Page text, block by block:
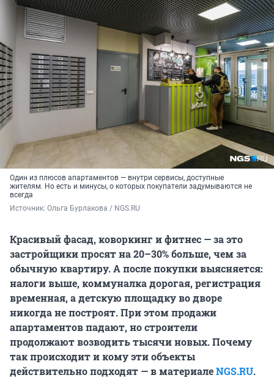
Один из плюсов апартаментов — внутри сервисы, доступные
жителям. Но есть и минусы, о которых покупатели задумываются не
всегда
Источник: Ольга Бурлакова / NGS.RU
Красивый фасад, коворкинг и фитнес — за это
застройщики просят на 20–30% больше, чем за
обычную квартиру. А после покупки выясняется:
налоги выше, коммуналка дорогая, регистрация
временная, а детскую площадку во дворе
никогда не построят. При этом продажи
апартаментов падают, но строители
продолжают возводить тысячи новых. Почему
так происходит и кому эти объекты
действительно подходят — в материалеNGS.RU.